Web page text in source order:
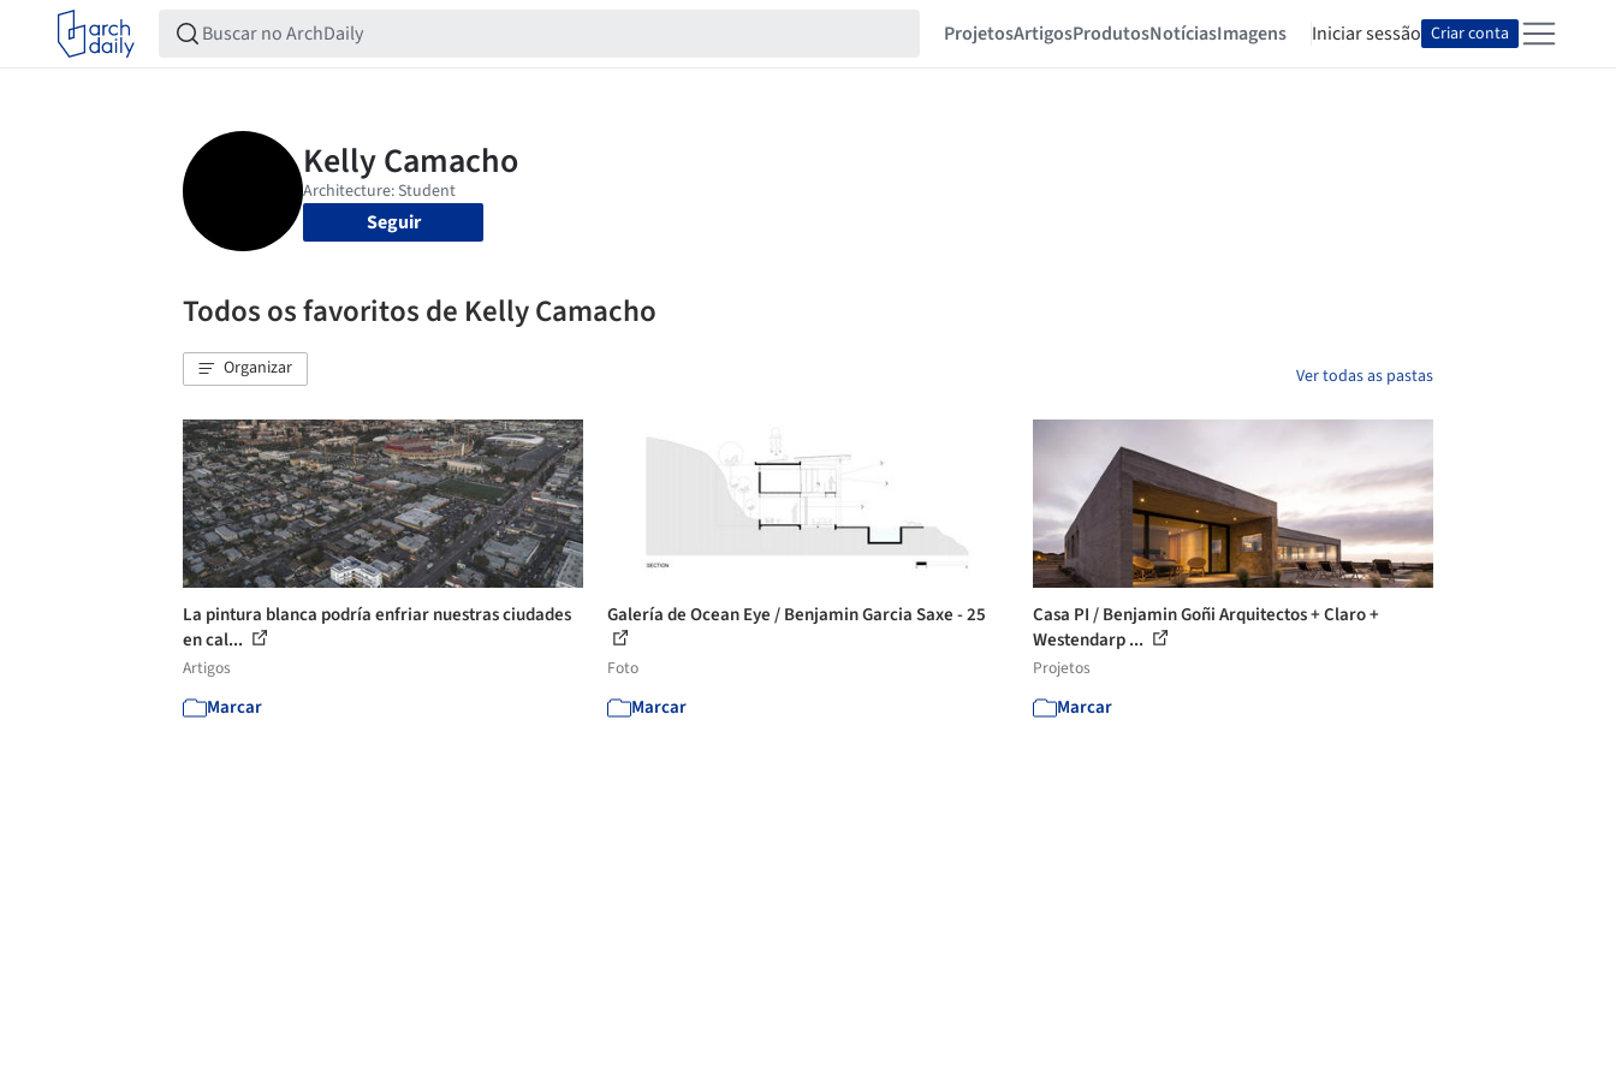
ProjetosArtigosProdutosNotíciasImagens Iniciar sessão Criar conta
Seguir
Todos os favoritos de Kelly Camacho
Organizar Ver todas as pastas
La pintura blanca podría enfriar nuestras ciudades
en cal...
Artigos
Marcar
Galería de Ocean Eye / Benjamin Garcia Saxe - 25
Foto
Marcar
Casa PI / Benjamin Goñi Arquitectos + Claro +
Westendarp ...
Projetos
Marcar